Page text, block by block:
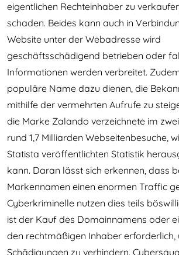
eigentlichen Rechteinhaber zu
schaden. Beides kann auch in
Website unter der Webadresse wird
geschäftsschädigend betrieben oder
Informationen werden verbreitet.
populäre Name dazu dienen, die
mithilfe der vermehrten Aufrufe zu
die Marke Zalando verzeichnete im
rund 1,7 Milliarden Webseitenbesuche,
Statista veröffentlichten Statistik
kann. Daran lässt sich erkennen, dass
Markennamen einen enormen Traffic
Cyberkriminelle nutzen dies teils
ist der Kauf des Domainnamens oder
den rechtmäßigen Inhaber erforderlich,
Schädigungen zu verhindern.